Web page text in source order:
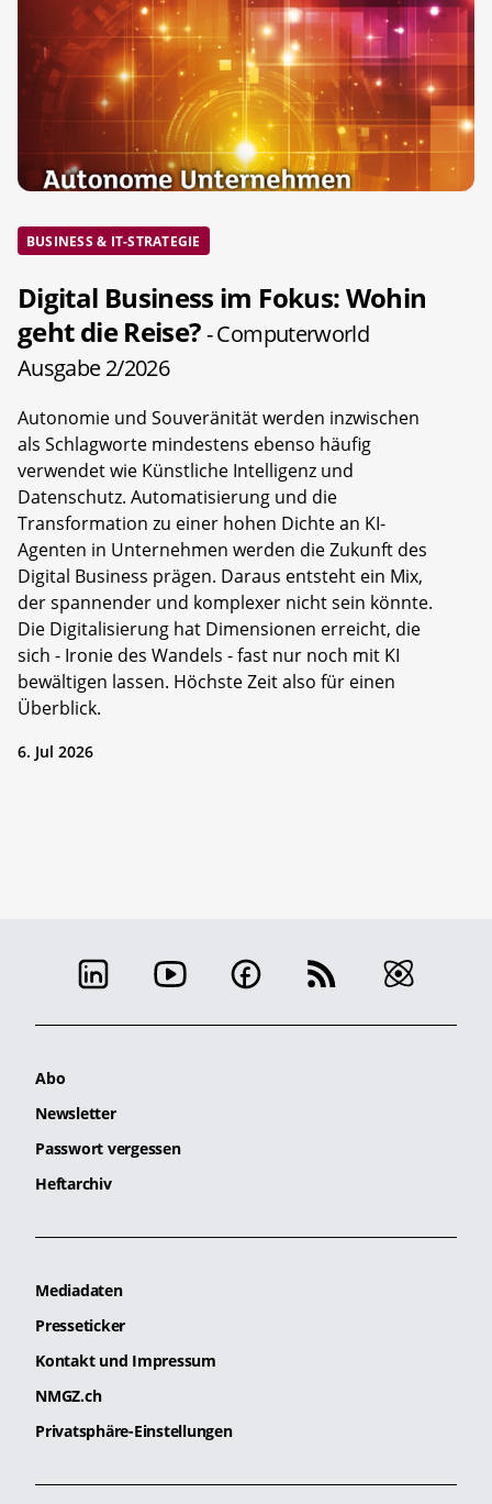
BUSINESS & IT-STRATEGIE
Digital Business im Fokus: Wohin
geht die Reise?- Computerworld
Ausgabe 2/2026
Autonomie und Souveränität werden inzwischen
als Schlagworte mindestens ebenso häufig
verwendet wie Künstliche Intelligenz und
Datenschutz. Automatisierung und die
Transformation zu einer hohen Dichte an KI-
Agenten in Unternehmen werden die Zukunft des
Digital Business prägen. Daraus entsteht ein Mix,
der spannender und komplexer nicht sein könnte.
Die Digitalisierung hat Dimensionen erreicht, die
sich - Ironie des Wandels - fast nur noch mit KI
bewältigen lassen. Höchste Zeit also für einen
Überblick.
6. Jul 2026
Abo
Newsletter
Passwort vergessen
Heftarchiv
Mediadaten
Presseticker
Kontakt und Impressum
NMGZ.ch
Privatsphäre-Einstellungen